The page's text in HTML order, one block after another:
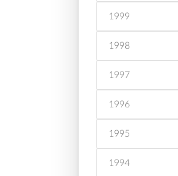
1999
1998
1997
1996
1995
1994